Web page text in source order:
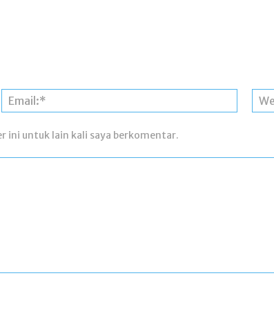
Email:*
ini untuk lain kali saya berkomentar.